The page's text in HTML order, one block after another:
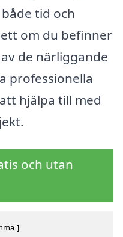
tid och
om du befinner
de närliggande
professionella
hjälpa till med
och utan